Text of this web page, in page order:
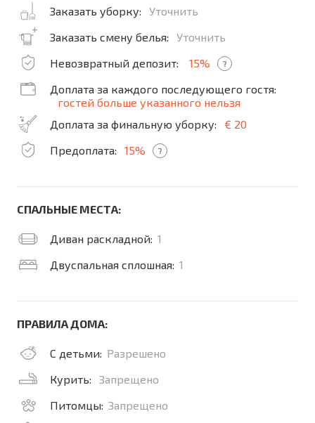
Заказать уборку:
Уточнить
Заказать смену белья:
Уточнить
Невозвратный депозит:
15% ?
Доплата за каждого последующего гостя:
гостей больше указанного нельзя
Доплата за финальную уборку:
€ 20
Предоплата:
15% ?
СПАЛЬНЫЕ МЕСТА:
Диван раскладной: 1
Двуспальная сплошная: 1
ПРАВИЛА ДОМА:
С детьми: Разрешено
Курить:
Запрещено
Питомцы: Запрещено